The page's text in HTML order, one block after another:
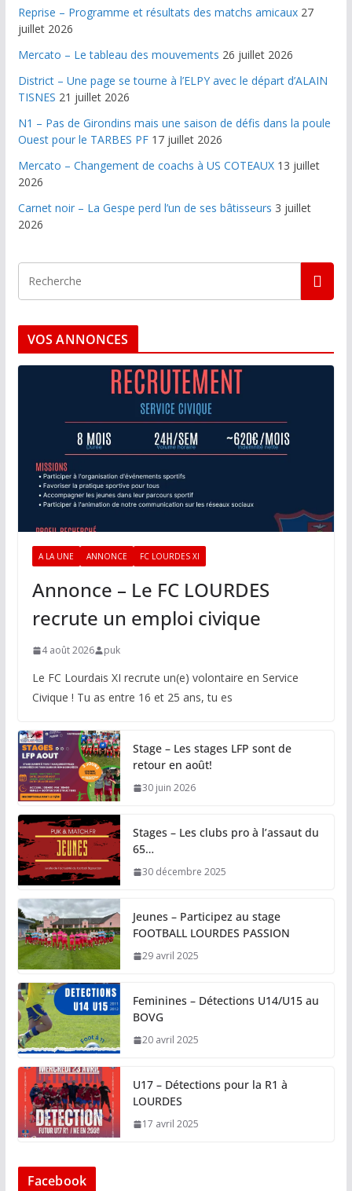
Reprise – Programme et résultats des matchs amicaux 27
juillet 2026
Mercato – Le tableau des mouvements 26 juillet 2026
District – Une page se tourne à l’ELPY avec le départ d’ALAIN
TISNES 21 juillet 2026
N1 – Pas de Girondins mais une saison de défis dans la poule
Ouest pour le TARBES PF 17 juillet 2026
Mercato – Changement de coachs à US COTEAUX 13 juillet
2026
Carnet noir – La Gespe perd l’un de ses bâtisseurs 3 juillet
2026
VOS ANNONCES
A LA UNE ANNONCE FC LOURDES XI
Annonce – Le FC LOURDES
recrute un emploi civique
4 août 2026 puk
Le FC Lourdais XI recrute un(e) volontaire en Service
Civique ! Tu as entre 16 et 25 ans, tu es
Stage – Les stages LFP sont de
retour en août!
30 juin 2026
Stages – Les clubs pro à l’assaut du
65…
30 décembre 2025
Jeunes – Participez au stage
FOOTBALL LOURDES PASSION
29 avril 2025
Feminines – Détections U14/U15 au
BOVG
20 avril 2025
U17 – Détections pour la R1 à
LOURDES
17 avril 2025
Facebook